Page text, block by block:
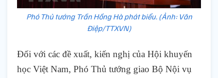
Phó Thủ tướng Trần Hồng Hà phát biểu. (Ảnh: Văn
Điệp/TTXVN)
Đối với các đề xuất, kiến nghị của Hội khuyến
học Việt Nam, Phó Thủ tướng giao Bộ Nội vụ